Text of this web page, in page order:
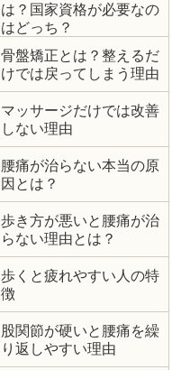
は？国家資格が必要なの
はどっち？
骨盤矯正とは？整えるだ
けでは戻ってしまう理由
マッサージだけでは改善
しない理由
腰痛が治らない本当の原
因とは？
歩き方が悪いと腰痛が治
らない理由とは？
歩くと疲れやすい人の特
徴
股関節が硬いと腰痛を繰
り返しやすい理由